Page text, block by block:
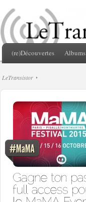
(re)Découvertes Albums
LeTransistor